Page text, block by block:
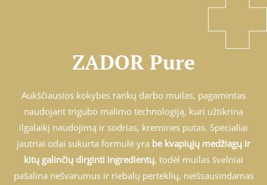
ZADOR Pure
Aukščiausios kokybės rankų darbo muilas, pagamintas
naudojant trigubo malimo technologiją, kuri užtikrina
ilgalaikį naudojimą ir sodrias, kremines putas. Specialiai
jautriai odai sukurta formulė yra be kvapiųjų medžiagų ir
kitų galinčių dirginti ingredientų, todėl muilas švelniai
pašalina nešvarumus ir riebalų perteklių, neišsausindamas